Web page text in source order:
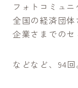
フォトコミュ
全国の経済団
企業さまでのセ
などなど、94回